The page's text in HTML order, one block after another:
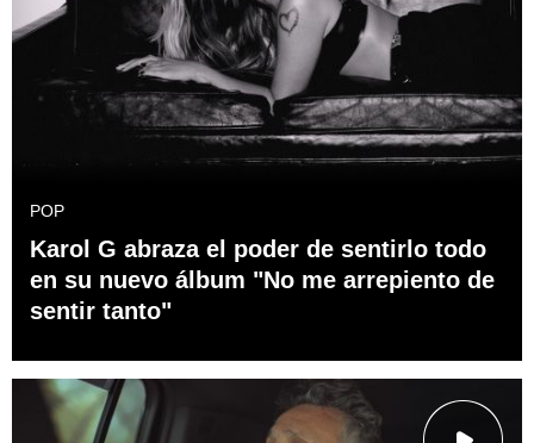
POP
Karol G abraza el poder de sentirlo todo
en su nuevo álbum "No me arrepiento de
sentir tanto"